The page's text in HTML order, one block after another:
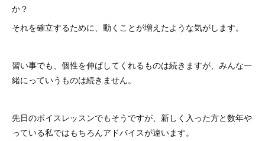
か？
それを確立するために、動くことが増えたような気がします。
習い事でも、個性を伸ばしてくれるものは続きますが、みんな一
緒にっていうものは続きません。
先日のボイスレッスンでもそうですが、新しく入った方と数年や
っている私ではもちろんアドバイスが違います。